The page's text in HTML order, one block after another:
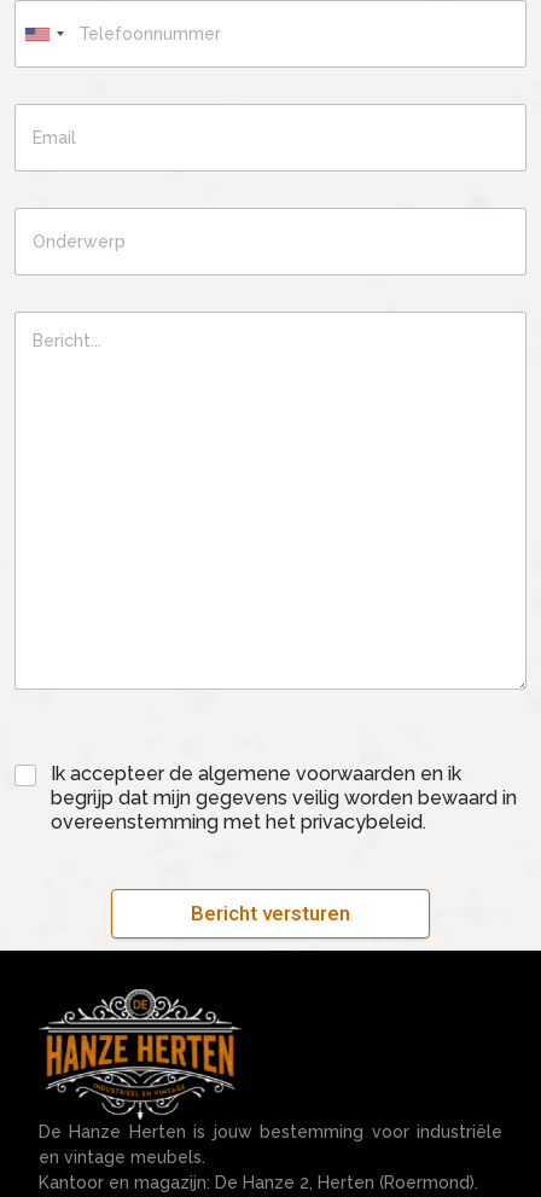
Ik accepteer de algemene voorwaarden en ik
begrijp dat mijn gegevens veilig worden bewaard in
overeenstemming met het privacybeleid.
Bericht versturen
De Hanze Herten is jouw bestemming voor industriële
en vintage meubels.
Kantoor en magazijn: De Hanze 2, Herten (Roermond).